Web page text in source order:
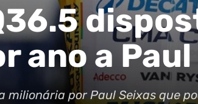
ano a
milionária por Paul Seixas que